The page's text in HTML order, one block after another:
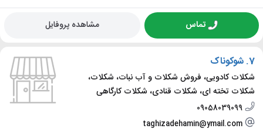
تماس مشاهده پروفایل
7. شوکوناک
شکلات کادویی، فروش شکلات و آب نبات، شکلات،
شکلات تخته ای، شکلات قنادی، شکلات کارگاهی
09058039099
taghizadehamin@ymail.com